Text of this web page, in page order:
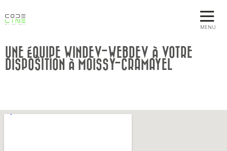
MENU
UNE ÉQUIPE WINDEV-WEBDEV À VOTRE
DISPOSITION À MOISSY-CRAMAYEL